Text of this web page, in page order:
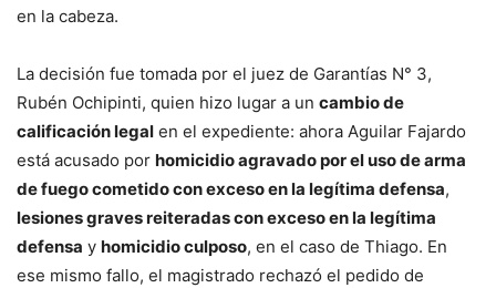
en la cabeza.
La decisión fue tomada por el juez de Garantías N° 3,
Rubén Ochipinti, quien hizo lugar a un cambio de
calificación legal en el expediente: ahora Aguilar Fajardo
está acusado por homicidio agravado por el uso de arma
de fuego cometido con exceso en la legítima defensa,
lesiones graves reiteradas con exceso en la legítima
defensa y homicidio culposo, en el caso de Thiago. En
ese mismo fallo, el magistrado rechazó el pedido de